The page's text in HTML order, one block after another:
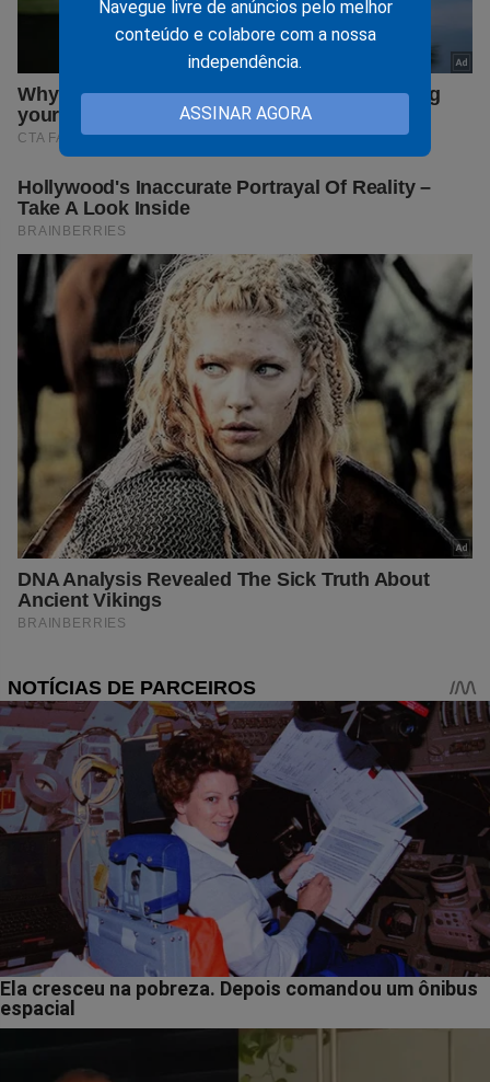
Navegue livre de anúncios pelo melhor
conteúdo e colabore com a nossa
independência.
ASSINAR AGORA